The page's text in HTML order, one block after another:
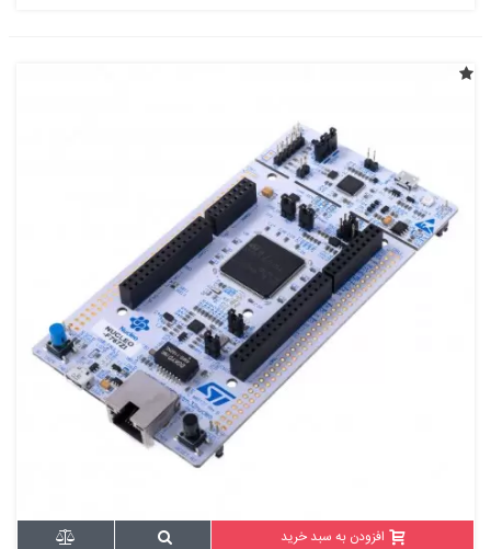
افزودن به سبد خرید